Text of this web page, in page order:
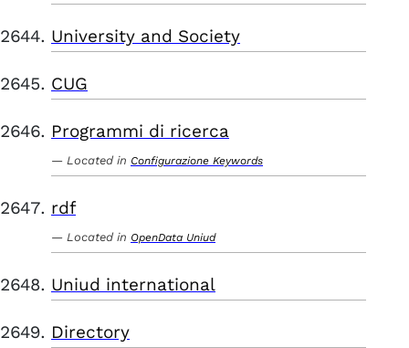
University and Society
CUG
Programmi di ricerca
Located in Configurazione Keywords
rdf
Located in OpenData Uniud
Uniud international
Directory